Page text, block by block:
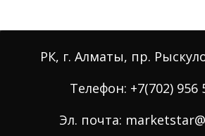
РК, г. Алматы, пр.
Телефон: +7(702) 956
Эл. почта: